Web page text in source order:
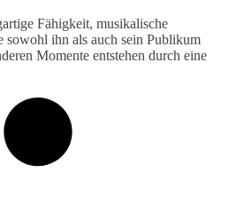
Fähigkeit, musikalische
sowohl ihn als auch sein Publikum
Momente entstehen durch eine